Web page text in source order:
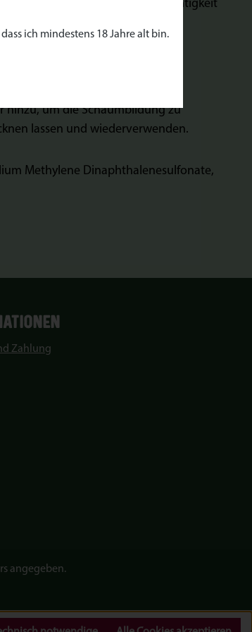
sanft, schützt die natürliche Feuchtigkeit
hinzu, um die Schaumbildung zu
lassen und wiederverwenden.
Methylene Dinaphthalenesulfonate,
Zahlung
angegeben.
ich mindestens 18 Jahre alt bin.